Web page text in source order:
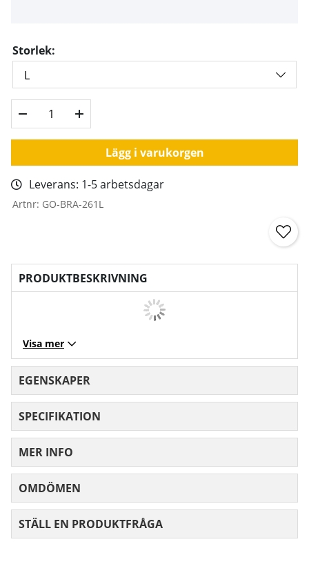
Storlek:
Lägg i varukorgen
Leverans: 1-5 arbetsdagar
Artnr: GO-BRA-261L
PRODUKTBESKRIVNING
Visa mer
EGENSKAPER
SPECIFIKATION
MER INFO
OMDÖMEN
STÄLL EN PRODUKTFRÅGA